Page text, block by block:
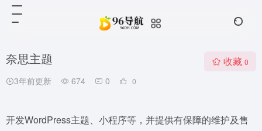
奈思主题
3年前更新 674 0 0
收藏 0
开发WordPress主题、小程序等，并提供有保障的维护及售